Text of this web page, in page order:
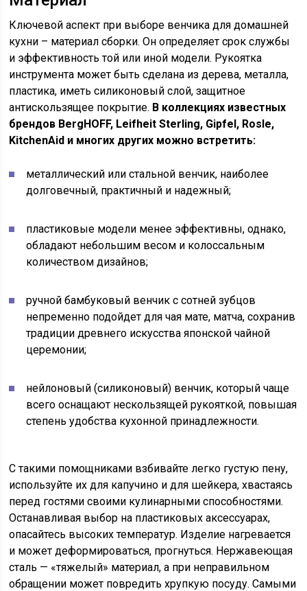
Ключевой аспект при выборе венчика для домашней
кухни – материал сборки. Он определяет срок службы
и эффективность той или иной модели. Рукоятка
инструмента может быть сделана из дерева, металла,
пластика, иметь силиконовый слой, защитное
антискользящее покрытие. В коллекциях известных
брендов BergHOFF, Leifheit Sterling, Gipfel, Rosle,
KitchenAid и многих других можно встретить:
металлический или стальной венчик, наиболее
долговечный, практичный и надежный;
пластиковые модели менее эффективны, однако,
обладают небольшим весом и колоссальным
количеством дизайнов;
ручной бамбуковый венчик с сотней зубцов
непременно подойдет для чая мате, матча, сохранив
традиции древнего искусства японской чайной
церемонии;
нейлоновый (силиконовый) венчик, который чаще
всего оснащают нескользящей рукояткой, повышая
степень удобства кухонной принадлежности.
С такими помощниками взбивайте легко густую пену,
используйте их для капучино и для шейкера, хвастаясь
перед гостями своими кулинарными способностями.
Останавливая выбор на пластиковых аксессуарах,
опасайтесь высоких температур. Изделие нагревается
и может деформироваться, прогнуться. Нержавеющая
сталь — «тяжелый» материал, а при неправильном
обращении может повредить хрупкую посуду. Самыми